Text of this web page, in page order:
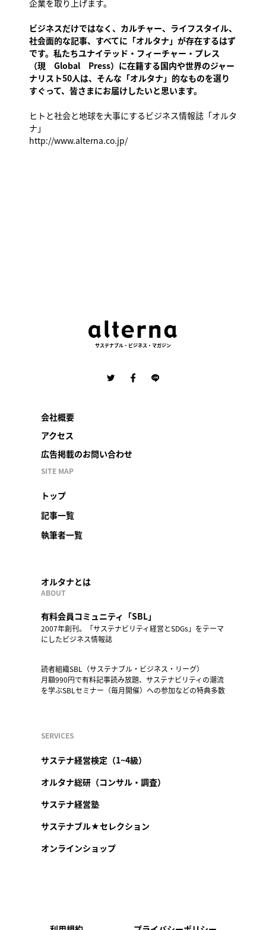
企業を取り上げます。
ビジネスだけではなく、カルチャー、ライフスタイル、
社会面的な記事、すべてに「オルタナ」が存在するはず
です。私たちユナイテッド・フィーチャー・プレス
（現 Global Press）に在籍する国内や世界のジャー
ナリスト50人は、そんな「オルタナ」的なものを選り
すぐって、皆さまにお届けしたいと思います。
ヒトと社会と地球を大事にするビジネス情報誌「オルタ
ナ」
http://www.alterna.co.jp/
サステナブル・ビジネス・マガジン
会社概要
アクセス
広告掲載のお問い合わせ
SITE MAP
トップ
記事一覧
執筆者一覧
オルタナとは
ABOUT
有料会員コミュニティ「SBL」
2007年創刊。「サステナビリティ経営とSDGs」をテーマ
にしたビジネス情報誌
読者組織SBL（サステナブル・ビジネス・リーグ）
月額990円で有料記事読み放題、サステナビリティの潮流
を学ぶSBLセミナー（毎月開催）への参加などの特典多数
SERVICES
サステナ経営検定（1~4級）
オルタナ総研（コンサル・調査）
サステナ経営塾
サステナブル★セレクション
オンラインショップ